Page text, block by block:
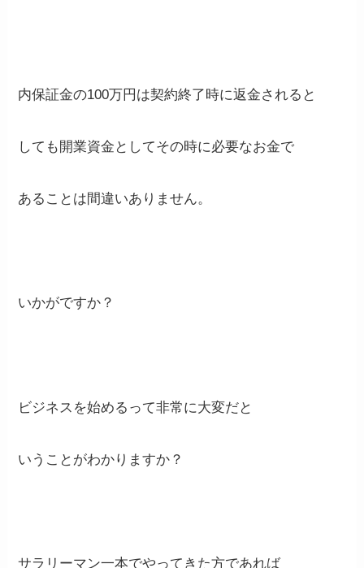
内保証金の100万円は契約終了時に返金されると
しても開業資金としてその時に必要なお金で
あることは間違いありません。
いかがですか？
ビジネスを始めるって非常に大変だと
いうことがわかりますか？
サラリーマン一本でやってきた方であれば